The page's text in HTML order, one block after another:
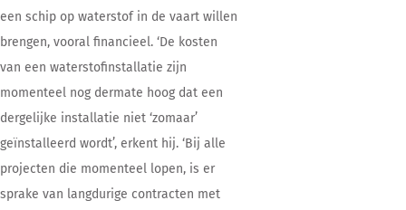
een schip op waterstof in de vaart willen
brengen, vooral financieel. ‘De kosten
van een waterstofinstallatie zijn
momenteel nog dermate hoog dat een
dergelijke installatie niet ‘zomaar’
geïnstalleerd wordt’, erkent hij. ‘Bij alle
projecten die momenteel lopen, is er
sprake van langdurige contracten met